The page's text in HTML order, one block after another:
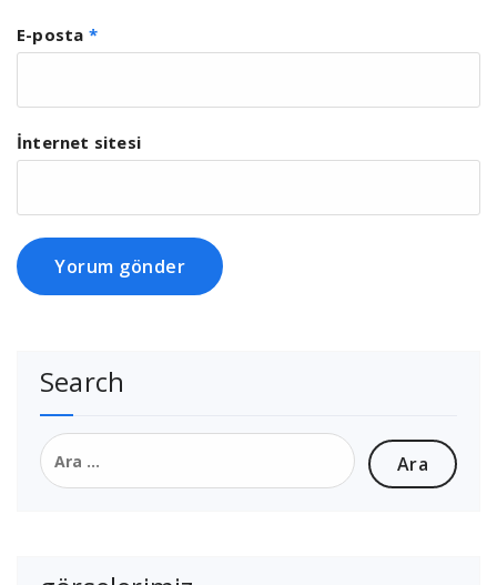
E-posta *
İnternet sitesi
Search
Arama: